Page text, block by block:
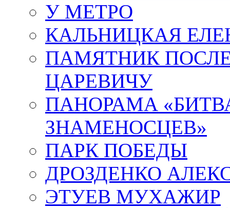
У МЕТРО
КАЛЬНИЦКАЯ
ПАМЯТНИК
ЦАРЕВИЧУ
ПАНОРАМА
ЗНАМЕНОСЦЕВ»
ПАРК ПОБЕДЫ
ДРОЗДЕНКО
ЭТУЕВ МУХАЖИР